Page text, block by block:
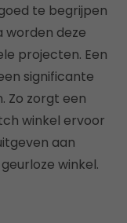
te begrijpen
worden deze
projecten. Een
significante
Zo zorgt een
winkel ervoor
aan
winkel.